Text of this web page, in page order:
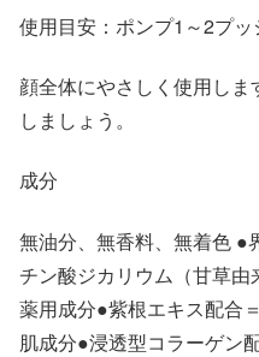
使用目安：ポンプ1～2プ
顔全体にやさしく使用し
しましょう。
成分
無油分、無香料、無着色 ●
チン酸ジカリウム（甘草
薬用成分●紫根エキス配合
肌成分●浸透型コラーゲン